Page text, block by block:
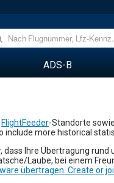
ADS-B
FlightFeeder-Standorte
include more historical
dass Ihre Übertragung
Laube, bei einem
übertragen. Create or